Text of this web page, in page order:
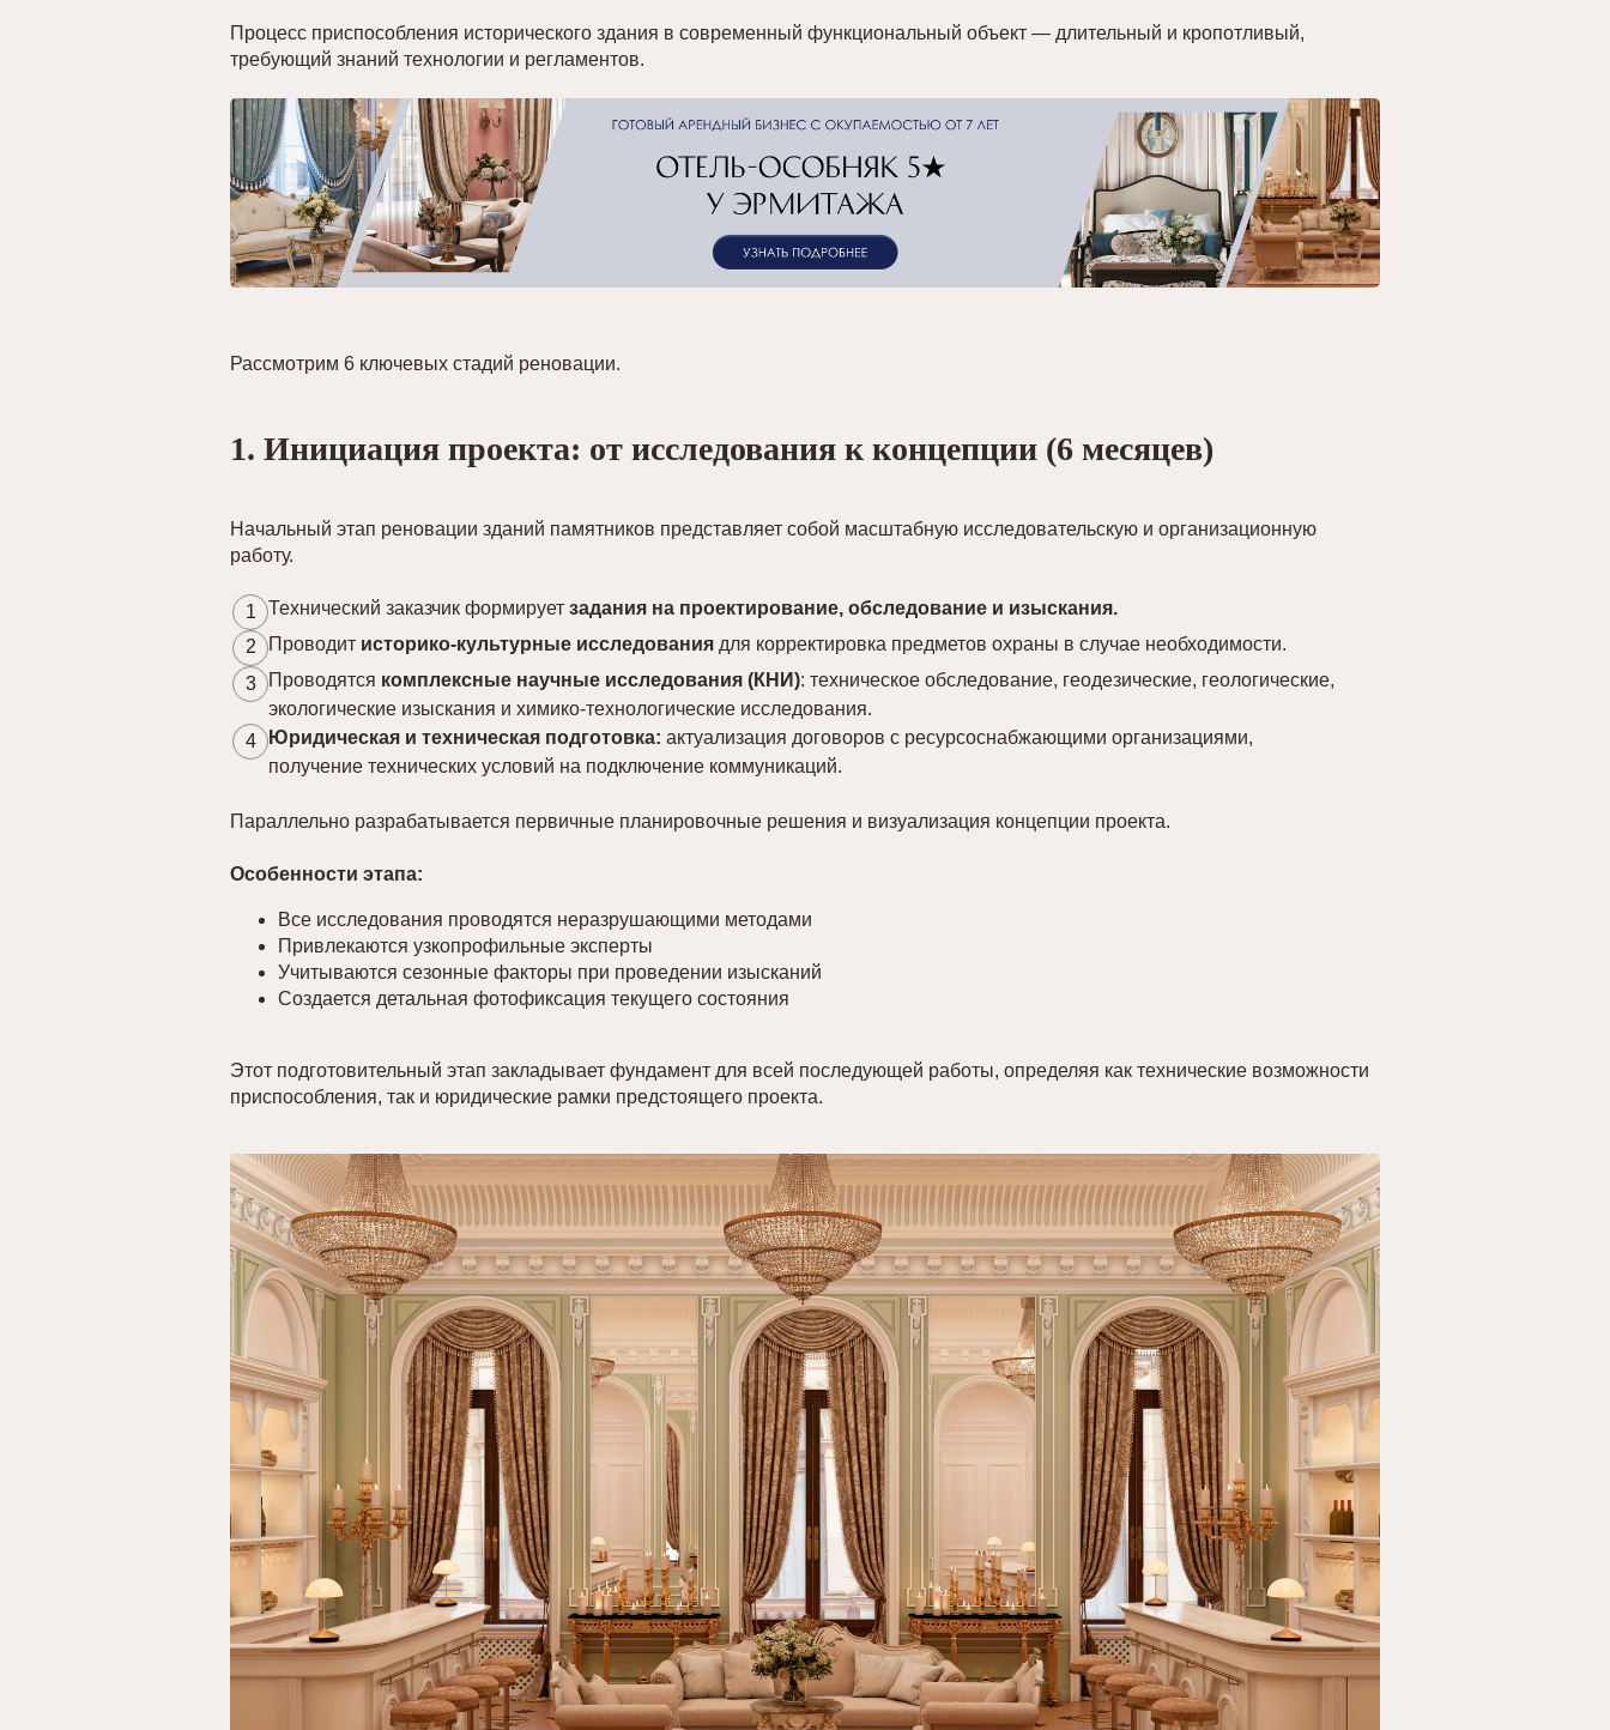
Процесс приспособления исторического здания в современный функциональный объект — длительный и кропотливый,
требующий знаний технологии и регламентов.
Рассмотрим 6 ключевых стадий реновации.
1. Инициация проекта: от исследования к концепции (6 месяцев)
Начальный этап реновации зданий памятников представляет собой масштабную исследовательскую и организационную
работу.
1 Технический заказчик формирует задания на проектирование, обследование и изыскания.
2
Проводит историко-культурные исследования для корректировка предметов охраны в случае необходимости.
3
Проводятся комплексные научные исследования (КНИ): техническое обследование, геодезические, геологические,
экологические изыскания и химико-технологические исследования.
4
Юридическая и техническая подготовка: актуализация договоров с ресурсоснабжающими организациями,
получение технических условий на подключение коммуникаций.
Параллельно разрабатывается первичные планировочные решения и визуализация концепции проекта.
Особенности этапа:
Все исследования проводятся неразрушающими методами
Привлекаются узкопрофильные эксперты
Учитываются сезонные факторы при проведении изысканий
Создается детальная фотофиксация текущего состояния
Этот подготовительный этап закладывает фундамент для всей последующей работы, определяя как технические возможности
приспособления, так и юридические рамки предстоящего проекта.